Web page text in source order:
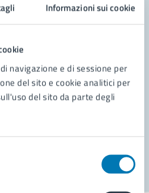
Informazioni sui cookie
navigazione e di sessione per
del sito e cookie analitici per
del sito da parte degli